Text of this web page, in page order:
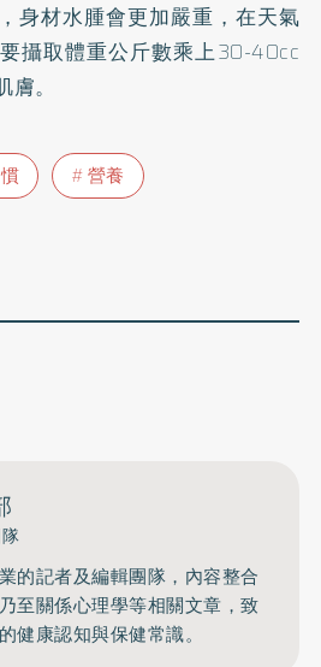
身材水腫會更加嚴重，在天氣
攝取體重公斤數乘上30-40cc
。
營養
的記者及編輯團隊，內容整合
至關係心理學等相關文章，致
健康認知與保健常識。